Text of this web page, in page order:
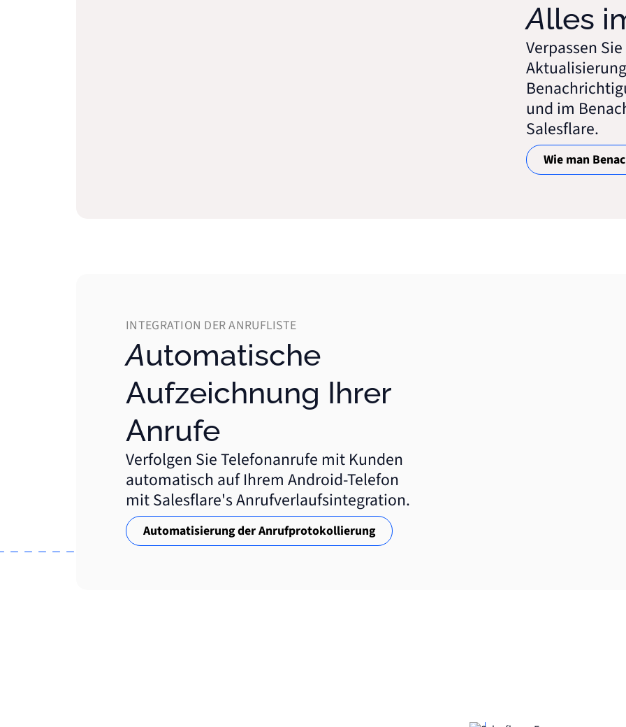
Alles
Verpassen
und im
Salesflare.
Wie man
INTEGRATION DER ANRUFLISTE
Automatische
Aufzeichnung Ihrer
Anrufe
Verfolgen Sie Telefonanrufe mit Kunden
automatisch auf Ihrem Android-Telefon
mit Salesflare's Anrufverlaufsintegration.
Automatisierung der Anrufprotokollierung